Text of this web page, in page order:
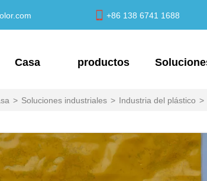
+86 138 6741 1688
Casa productos
> Soluciones industriales > Industria del plástico >